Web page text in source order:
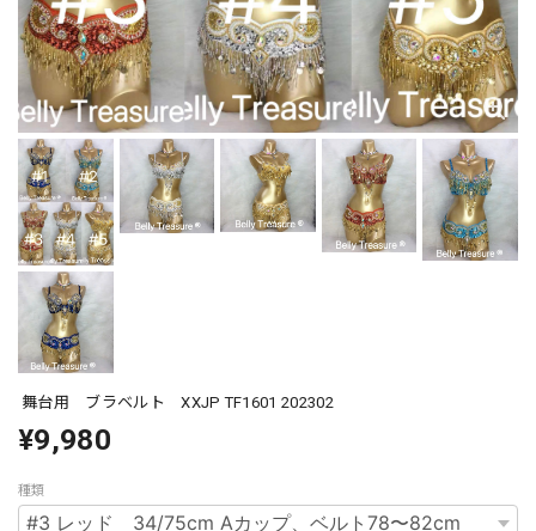
舞台用 ブラベルト XXJP TF1601 202302
¥9,980
種類